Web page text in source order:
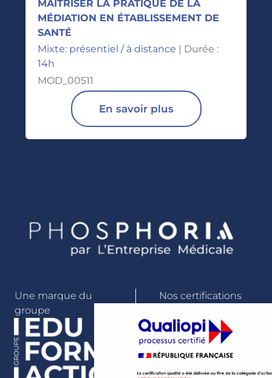
MAÎTRISER LA PRATIQUE DE LA
MÉDIATION EN ÉTABLISSEMENT DE
SANTÉ
Mixte: présentiel / à distance | Durée :
14h
MOD_00511
En savoir plus
Une marque du
groupe
Nos certifications